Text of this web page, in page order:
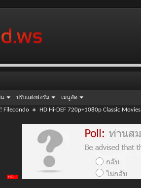
น ปรับแต่งฟอรั่ม เมนูลัด
Filecondo HD Hi-DEF 720p+1080p Classic Movies